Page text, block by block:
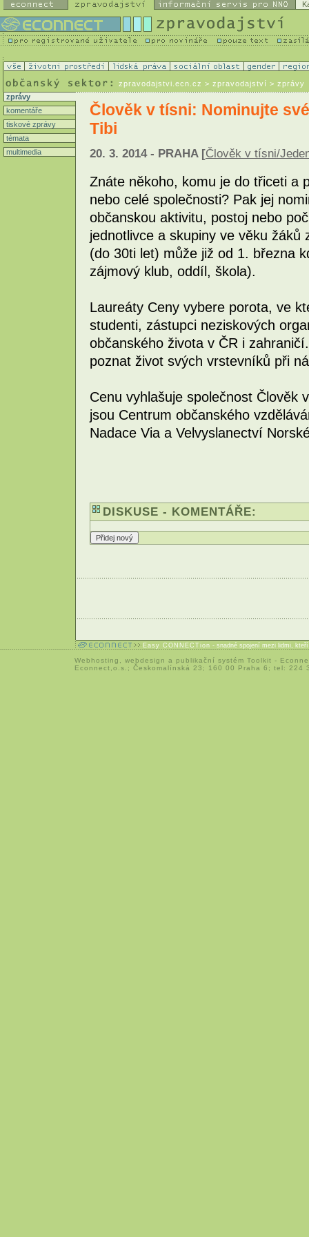
zpravodajstvi.ecn.cz > zpravodajství > zprávy
zprávy
komentáře
tiskové zprávy
témata
multimedia
Člověk v tísni: Nominujte
Tibi
20. 3. 2014 - PRAHA [Člověk v tísni/
Znáte někoho, komu je do třiceti a
nebo celé společnosti? Pak jej
občanskou aktivitu, postoj nebo
jednotlivce a skupiny ve věku
(do 30ti let) může již od 1. března
zájmový klub, oddíl, škola).
Laureáty Ceny vybere porota, ve
studenti, zástupci neziskových
občanského života v ČR i
poznat život svých vrstevníků při
Cenu vyhlašuje společnost Člověk
jsou Centrum občanského
Nadace Via a Velvyslanectví
DISKUSE - KOMENTÁŘE:
Easy CONNECTion - snadné spojení mezi lidmi,
Webhosting webdesign a publikační systém Toolkit -
Econnect,o.s.; Českomalínská 23; 160 00 Praha 6; tel: 224